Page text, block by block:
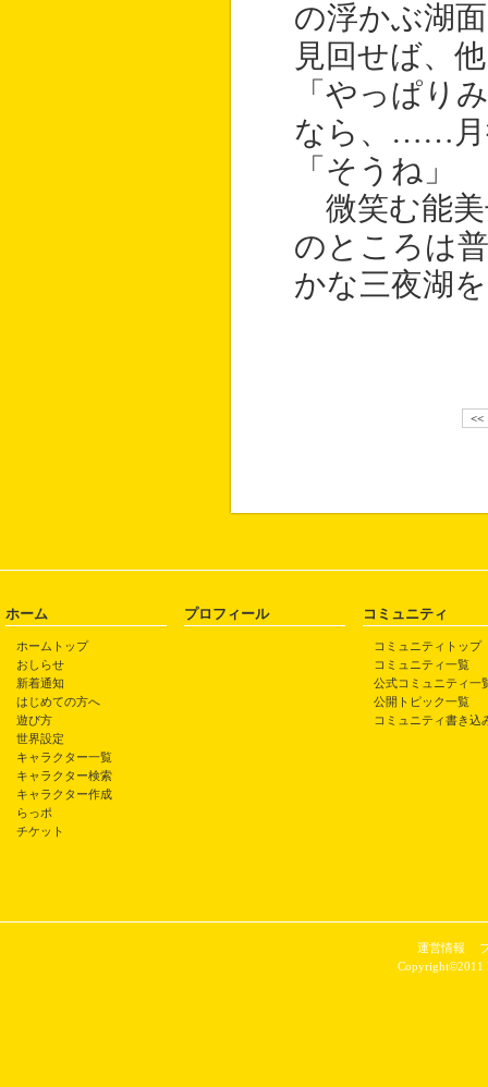
の浮かぶ湖
見回せば、
「やっぱり
なら、……月
「そうね」
微笑む能美
のところは
かな三夜湖
<<
ホーム
ホームトップ
おしらせ
新着通知
はじめての方へ
遊び方
世界設定
キャラクター一覧
キャラクター検索
キャラクター作成
らっポ
チケット
プロフィール コミュニティ
コミュニティトップ
コミュニティ一覧
公式コミュニティ一
公開トピック一覧
コミュニティ書き込
運営情報
Copyright©2011